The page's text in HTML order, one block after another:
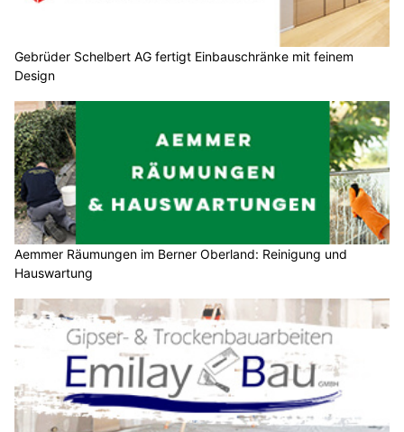
Gebrüder Schelbert AG fertigt Einbauschränke mit feinem
Design
Aemmer Räumungen im Berner Oberland: Reinigung und
Hauswartung